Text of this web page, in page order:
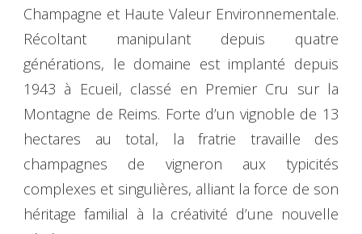
Champagne et Haute Valeur Environnementale.
Récoltant manipulant depuis quatre
générations, le domaine est implanté depuis
1943 à Ecueil, classé en Premier Cru sur la
Montagne de Reims. Forte d’un vignoble de 13
hectares au total, la fratrie travaille des
champagnes de vigneron aux typicités
complexes et singulières, alliant la force de son
héritage familial à la créativité d’une nouvelle